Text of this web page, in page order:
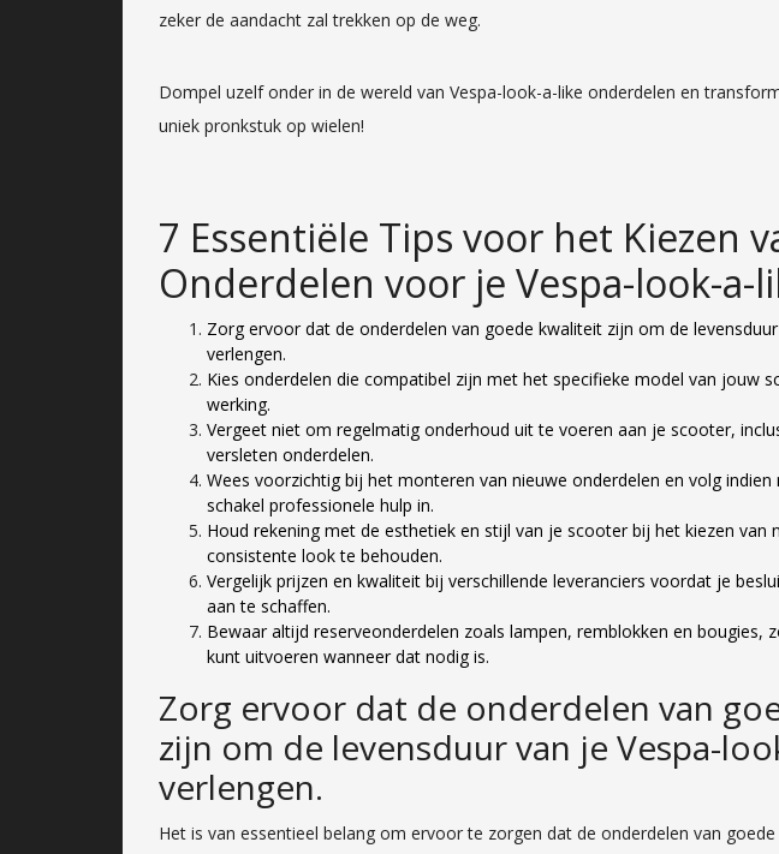
zeker de aandacht zal trekken op de weg.
Dompel uzelf onder in de wereld van Vespa-look-a-like onderdelen en
uniek pronkstuk op wielen!
7 Essentiële Tips voor het Kiezen
Onderdelen voor je Vespa-look-a-
Zorg ervoor dat de onderdelen van goede kwaliteit zijn om de
verlengen.
Kies onderdelen die compatibel zijn met het specifieke model van jouw
werking.
Vergeet niet om regelmatig onderhoud uit te voeren aan je scooter,
versleten onderdelen.
Wees voorzichtig bij het monteren van nieuwe onderdelen en volg
schakel professionele hulp in.
Houd rekening met de esthetiek en stijl van je scooter bij het kiezen van
consistente look te behouden.
Vergelijk prijzen en kwaliteit bij verschillende leveranciers voordat je
aan te schaffen.
Bewaar altijd reserveonderdelen zoals lampen, remblokken en bougies,
kunt uitvoeren wanneer dat nodig is.
Zorg ervoor dat de onderdelen van
zijn om de levensduur van je Vespa-
verlengen.
Het is van essentieel belang om ervoor te zorgen dat de onderdelen van